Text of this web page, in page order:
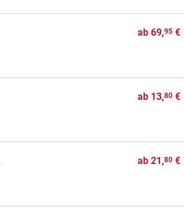
ab69,95 €
ab 13,80 €
ab21,80 €